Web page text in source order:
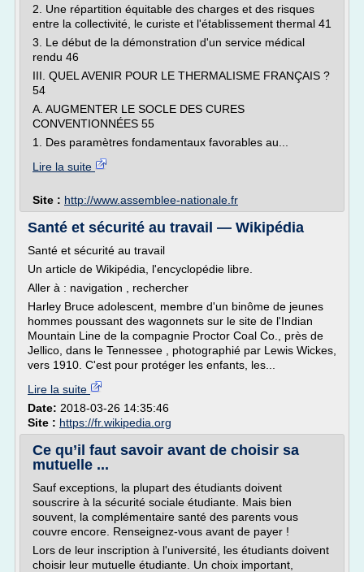
2. Une répartition équitable des charges et des risques
entre la collectivité, le curiste et l'établissement thermal 41
3. Le début de la démonstration d'un service médical
rendu 46
III. QUEL AVENIR POUR LE THERMALISME FRANÇAIS ?
54
A. AUGMENTER LE SOCLE DES CURES
CONVENTIONNÉES 55
1. Des paramètres fondamentaux favorables au...
Lire la suite
Site : http://www.assemblee-nationale.fr
Santé et sécurité au travail — Wikipédia
Santé et sécurité au travail
Un article de Wikipédia, l'encyclopédie libre.
Aller à : navigation , rechercher
Harley Bruce adolescent, membre d'un binôme de jeunes
hommes poussant des wagonnets sur le site de l'Indian
Mountain Line de la compagnie Proctor Coal Co., près de
Jellico, dans le Tennessee , photographié par Lewis Wickes,
vers 1910. C'est pour protéger les enfants, les...
Lire la suite
Date: 2018-03-26 14:35:46
Site : https://fr.wikipedia.org
Ce qu’il faut savoir avant de choisir sa
mutuelle ...
Sauf exceptions, la plupart des étudiants doivent
souscrire à la sécurité sociale étudiante. Mais bien
souvent, la complémentaire santé des parents vous
couvre encore. Renseignez-vous avant de payer !
Lors de leur inscription à l'université, les étudiants doivent
choisir leur mutuelle étudiante. Un choix important,